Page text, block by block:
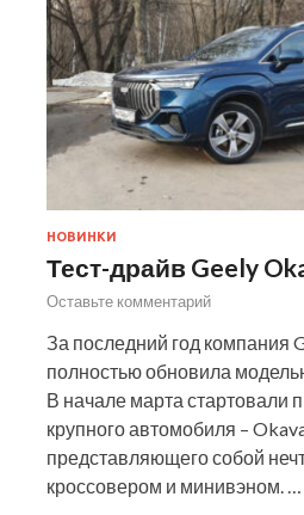
НОВИНКИ
Тест-драйв Geely
Оставьте комментарий
За последний год компания
полностью обновила
В начале марта стартовали
крупного автомобиля –
представляющего собой
кроссовером и минивэном. …